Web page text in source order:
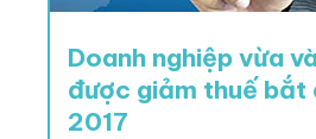
Doanh nghiệp vừa
được giảm thuế bắt
2017